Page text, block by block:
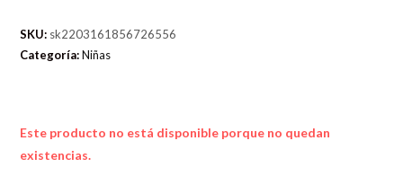
SKU: sk2203161856726556
Categoría:Niñas
Este producto no está disponible porque no quedan
existencias.